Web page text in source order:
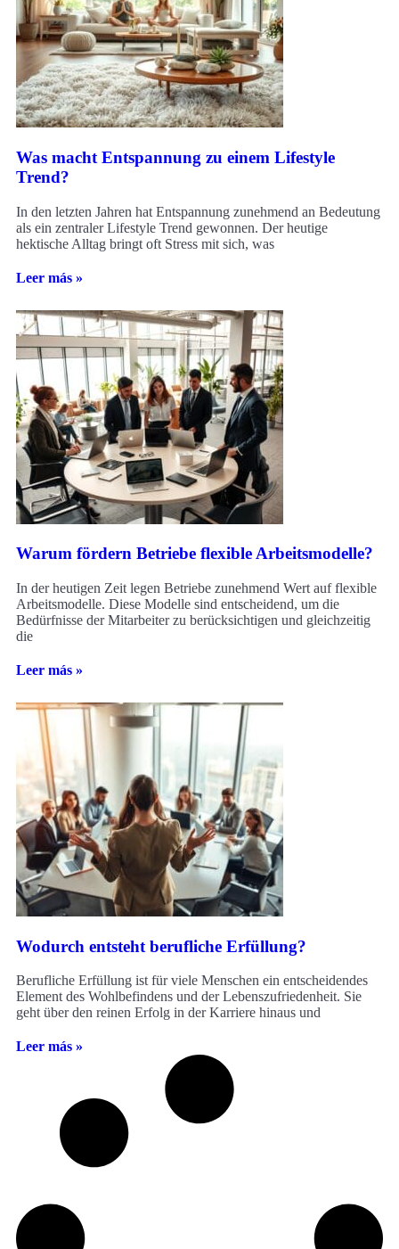
Was macht Entspannung zu einem Lifestyle
Trend?
In den letzten Jahren hat Entspannung zunehmend an Bedeutung
als ein zentraler Lifestyle Trend gewonnen. Der heutige
hektische Alltag bringt oft Stress mit sich, was
Leer más »
Warum fördern Betriebe flexible Arbeitsmodelle?
In der heutigen Zeit legen Betriebe zunehmend Wert auf flexible
Arbeitsmodelle. Diese Modelle sind entscheidend, um die
Bedürfnisse der Mitarbeiter zu berücksichtigen und gleichzeitig
die
Leer más »
Wodurch entsteht berufliche Erfüllung?
Berufliche Erfüllung ist für viele Menschen ein entscheidendes
Element des Wohlbefindens und der Lebenszufriedenheit. Sie
geht über den reinen Erfolg in der Karriere hinaus und
Leer más »